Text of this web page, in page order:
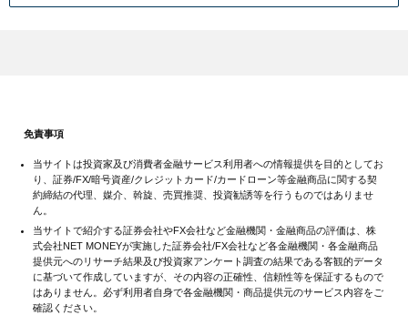
免責事項
当サイトは投資家及び消費者金融サービス利用者への情報提供を目的としてお
り、証券/FX/暗号資産/クレジットカード/カードローン等金融商品に関する契
約締結の代理、媒介、斡旋、売買推奨、投資勧誘等を行うものではありませ
ん。
当サイトで紹介する証券会社やFX会社など金融機関・金融商品の評価は、株
式会社NET MONEYが実施した証券会社/FX会社など各金融機関・各金融商品
提供元へのリサーチ結果及び投資家アンケート調査の結果である客観的データ
に基づいて作成していますが、その内容の正確性、信頼性等を保証するもので
はありません。必ず利用者自身で各金融機関・商品提供元のサービス内容をご
確認ください。